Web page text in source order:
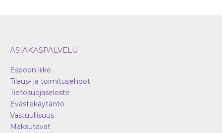
ASIAKASPALVELU
Espoon liike
Tilaus- ja toimitusehdot
Tietosuojaseloste
Evästekäytäntö
Vastuullisuus
Maksutavat